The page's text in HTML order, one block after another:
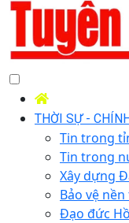
THỜI SỰ -
Tin trong
Tin trong
Xây dựng
Bảo vệ
Đạo đức